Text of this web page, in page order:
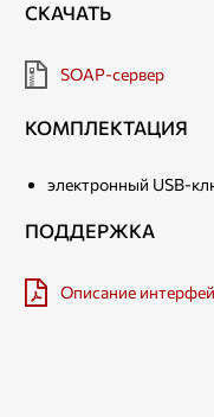
СКАЧАТЬ
SOAP-сервер
КОМПЛЕКТАЦИЯ
электронный USB-
ПОДДЕРЖКА
Описание